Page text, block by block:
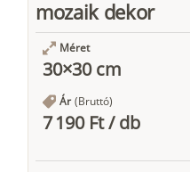
mozaik dekor
Méret
30×30 cm
Ár (Bruttó)
7 190 Ft/db